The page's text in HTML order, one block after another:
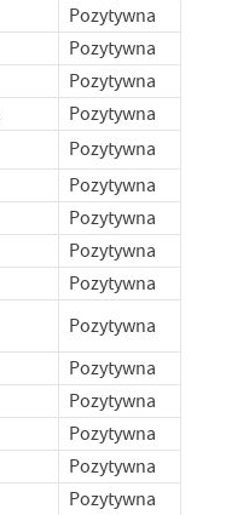
Pozytywna
Pozytywna
Pozytywna
Pozytywna
Pozytywna
Pozytywna
Pozytywna
Pozytywna
Pozytywna
Pozytywna
Pozytywna
Pozytywna
Pozytywna
Pozytywna
Pozytywna